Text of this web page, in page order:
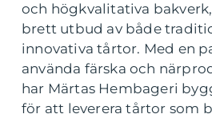
och högkvalitativa
brett utbud av både
innovativa tårtor. Med en
använda färska och
har Märtas Hembageri
för att leverera tårtor som